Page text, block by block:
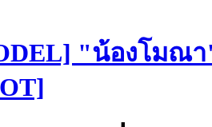
"น้องโมณา